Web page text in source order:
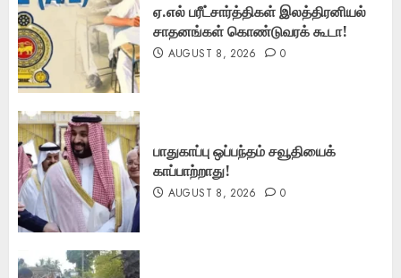
ஏ.எல் பரீட்சார்த்திகள் இலத்திரனியல்
சாதனங்கள் கொண்டுவரக் கூடா!
AUGUST 8, 2026 0
பாதுகாப்பு ஒப்பந்தம் சவூதியைக்
காப்பாற்றாது!
AUGUST 8, 2026 0